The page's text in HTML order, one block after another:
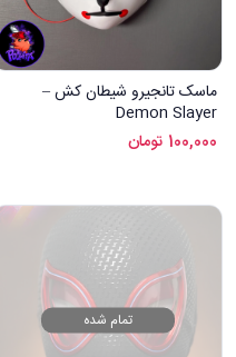
ماسک تانجیرو شیطان کش –
Demon Slayer
100,000 تومان
تمام شده